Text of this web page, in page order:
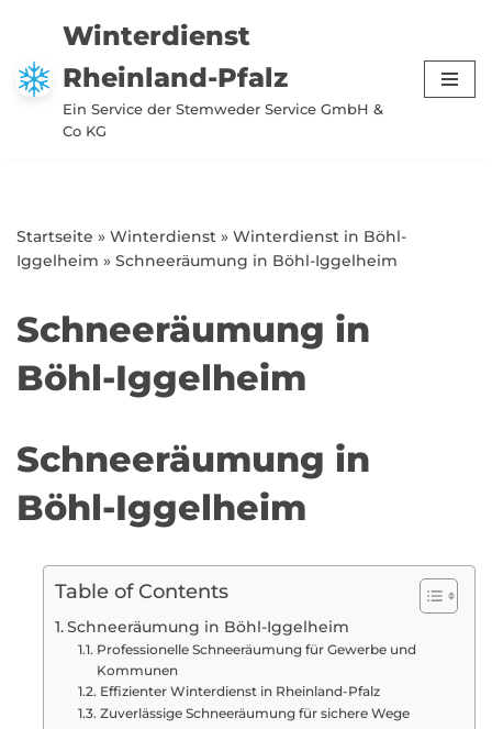
Zum
Inhalt
springen
Winterdienst
Rheinland-Pfalz
Ein Service der Stemweder Service GmbH &
Co KG
Startseite » Winterdienst » Winterdienst in Böhl-
Iggelheim » Schneeräumung in Böhl-Iggelheim
Schneeräumung in
Böhl-Iggelheim
Schneeräumung in
Böhl-Iggelheim
Table of Contents
Schneeräumung in Böhl-Iggelheim
Professionelle Schneeräumung für Gewerbe und
Kommunen
Effizienter Winterdienst in Rheinland-Pfalz
Zuverlässige Schneeräumung für sichere Wege